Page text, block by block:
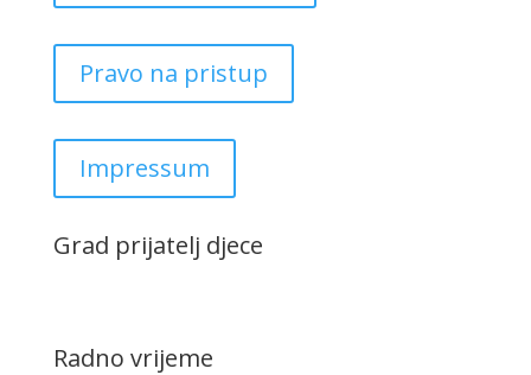
Pravo na pristup
Impressum
Grad prijatelj djece
Radno vrijeme